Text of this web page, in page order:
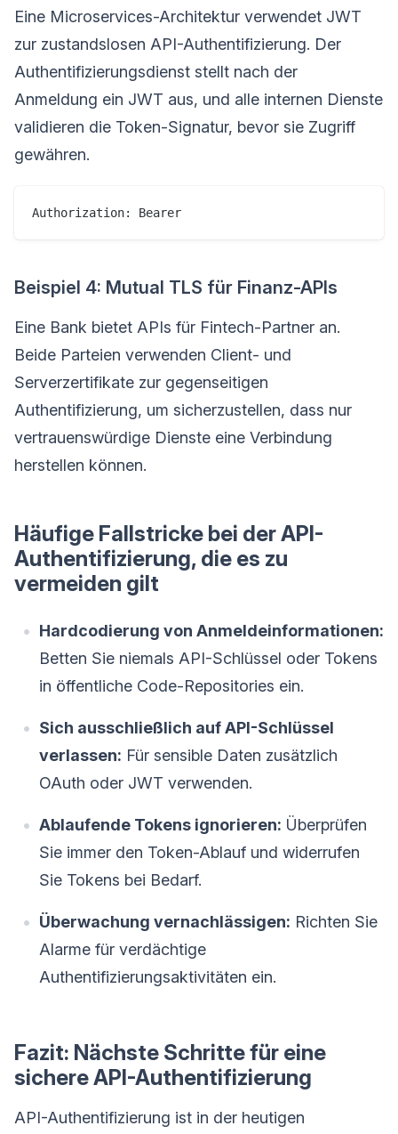
Eine Microservices-Architektur verwendet JWT
zur zustandslosen API-Authentifizierung. Der
Authentifizierungsdienst stellt nach der
Anmeldung ein JWT aus, und alle internen Dienste
validieren die Token-Signatur, bevor sie Zugriff
gewähren.
Beispiel 4: Mutual TLS für Finanz-APIs
Eine Bank bietet APIs für Fintech-Partner an.
Beide Parteien verwenden Client- und
Serverzertifikate zur gegenseitigen
Authentifizierung, um sicherzustellen, dass nur
vertrauenswürdige Dienste eine Verbindung
herstellen können.
Häufige Fallstricke bei der API-
Authentifizierung, die es zu
vermeiden gilt
Hardcodierung von Anmeldeinformationen:
Betten Sie niemals API-Schlüssel oder Tokens
in öffentliche Code-Repositories ein.
Sich ausschließlich auf API-Schlüssel
verlassen: Für sensible Daten zusätzlich
OAuth oder JWT verwenden.
Ablaufende Tokens ignorieren: Überprüfen
Sie immer den Token-Ablauf und widerrufen
Sie Tokens bei Bedarf.
Überwachung vernachlässigen: Richten Sie
Alarme für verdächtige
Authentifizierungsaktivitäten ein.
Fazit: Nächste Schritte für eine
sichere API-Authentifizierung
API-Authentifizierung ist in der heutigen